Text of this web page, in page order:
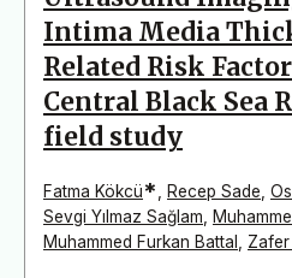
Intima Media
Related Risk
Central Black Sea
field study
Fatma Kökcü* Recep Sade
Sevgi Yılmaz Sağlam
Muhammed Furkan Battal